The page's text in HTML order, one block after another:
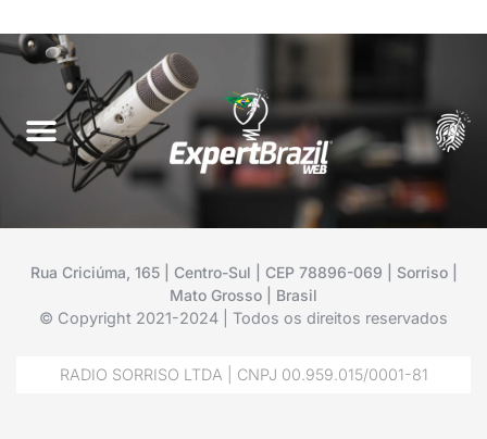
Rua Criciúma, 165 | Centro-Sul | CEP 78896-069 | Sorriso |
Mato Grosso | Brasil
© Copyright 2021-2024 | Todos os direitos reservados
RADIO SORRISO LTDA | CNPJ 00.959.015/0001-81